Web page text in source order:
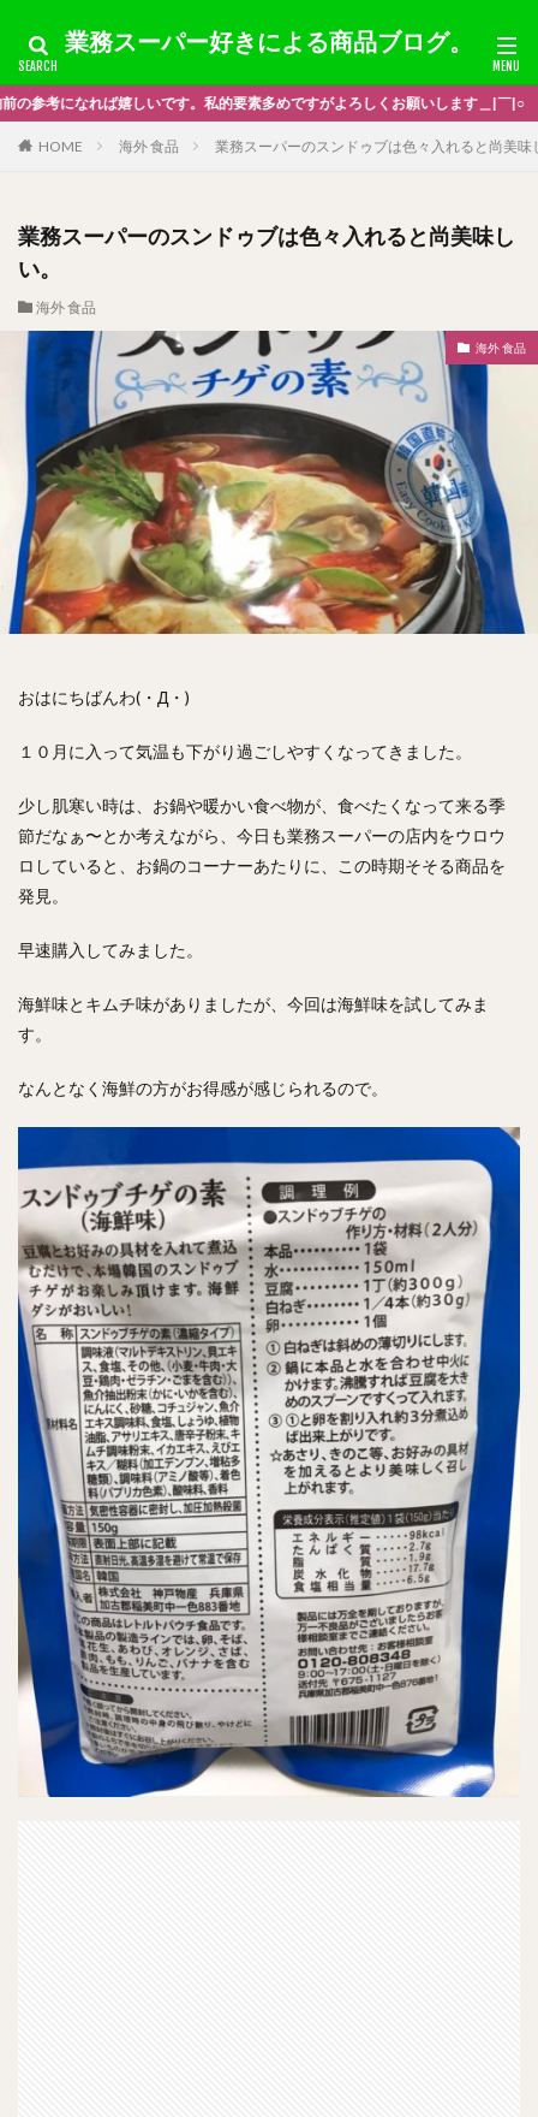
業務スーパー好きによる商品ブログ。
素多めですがよろしくお願いします＿|￣|○
HOME 海外 食品 業務スーパーのスンドゥブは色々入れると尚美味
業務スーパーのスンドゥブは色々入れると尚美味し
い。
海外 食品
海外 食品
おはにちばんわ(・Д・)
１０月に入って気温も下がり過ごしやすくなってきました。
少し肌寒い時は、お鍋や暖かい食べ物が、食べたくなって来る季
節だなぁ〜とか考えながら、今日も業務スーパーの店内をウロウ
ロしていると、お鍋のコーナーあたりに、この時期そそる商品を
発見。
早速購入してみました。
海鮮味とキムチ味がありましたが、今回は海鮮味を試してみま
す。
なんとなく海鮮の方がお得感が感じられるので。